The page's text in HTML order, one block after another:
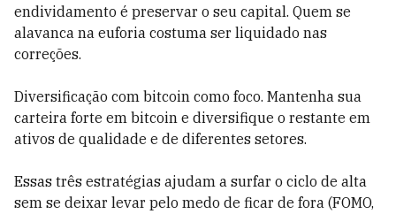
endividamento é preservar o seu capital. Quem se
alavanca na euforia costuma ser liquidado nas
correções.
Diversificação com bitcoin como foco. Mantenha sua
carteira forte em bitcoin e diversifique o restante em
ativos de qualidade e de diferentes setores.
Essas três estratégias ajudam a surfar o ciclo de alta
sem se deixar levar pelo medo de ficar de fora (FOMO,